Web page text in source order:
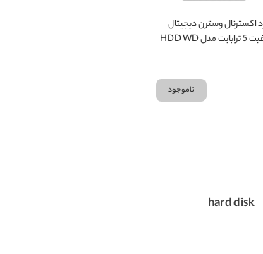
اکسترنال وسترن دیجیتال
ظرفیت 5 ترابایت مدل HDD WD
ناموجود
hard disk